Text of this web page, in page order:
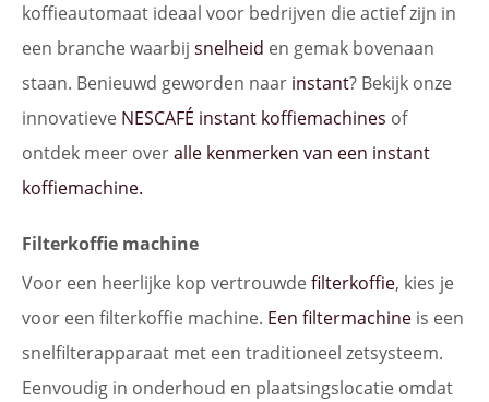
koffieautomaat ideaal voor bedrijven die actief zijn in
een branche waarbij snelheid en gemak bovenaan
staan. Benieuwd geworden naar instant? Bekijk onze
innovatieve NESCAFÉ instant koffiemachines of
ontdek meer overalle kenmerken van een instant
koffiemachine.
Filterkoffie machine
Voor een heerlijke kop vertrouwde filterkoffie, kies je
voor een filterkoffie machine. Een filtermachine is een
snelfilterapparaat met een traditioneel zetsysteem.
Eenvoudig in onderhoud en plaatsingslocatie omdat